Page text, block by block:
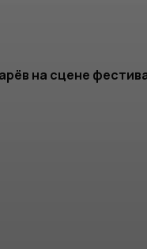
на сцене